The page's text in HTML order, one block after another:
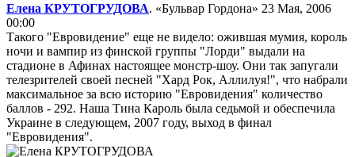
Елена КРУТОГРУДОВА. «Бульвар Гордона» 23 Мая, 2006
00:00
Такого "Евровидение" еще не видело: ожившая мумия, король
ночи и вампир из финской группы "Лорди" выдали на
стадионе в Афинах настоящее монстр-шоу. Они так запугали
телезрителей своей песней "Хард Рок, Аллилуя!", что набрали
максимальное за всю историю "Евровидения" количество
баллов - 292. Наша Тина Кароль была седьмой и обеспечила
Украине в следующем, 2007 году, выход в финал
"Евровидения".